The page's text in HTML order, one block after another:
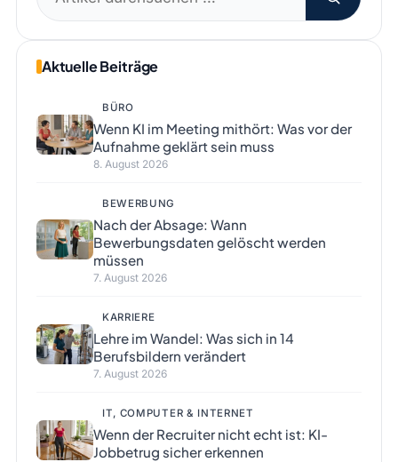
nach:
Aktuelle Beiträge
BÜRO
Wenn KI im Meeting mithört: Was vor der
Aufnahme geklärt sein muss
8. August 2026
BEWERBUNG
Nach der Absage: Wann
Bewerbungsdaten gelöscht werden
müssen
7. August 2026
KARRIERE
Lehre im Wandel: Was sich in 14
Berufsbildern verändert
7. August 2026
IT, COMPUTER & INTERNET
Wenn der Recruiter nicht echt ist: KI-
Jobbetrug sicher erkennen